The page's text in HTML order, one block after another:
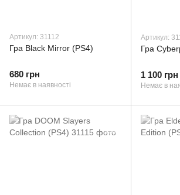
Артикул: 31112
Гра Black Mirror (PS4)
680 грн
Немає в наявності
Артикул:
Гра
1 100 грн
Немає в